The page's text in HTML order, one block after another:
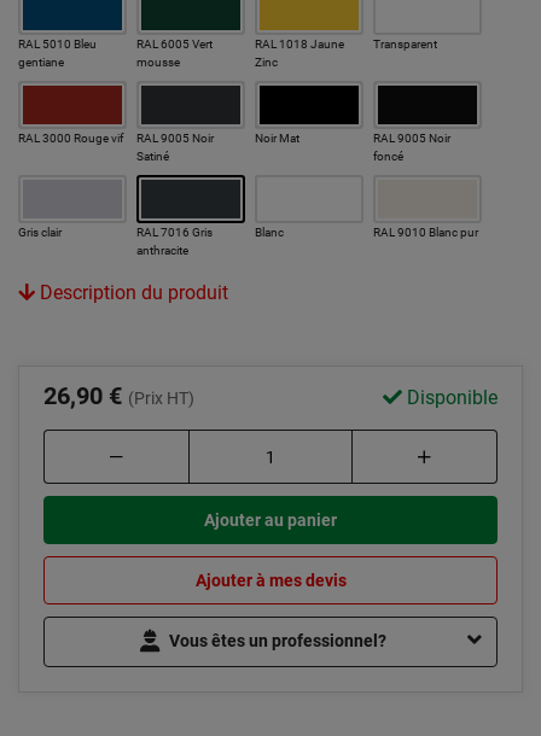
RAL 5010 Bleu
gentiane
RAL 6005 Vert
mousse
RAL 1018 Jaune
Zinc
Transparent
RAL 3000 Rouge vif
RAL 9005 Noir
Satiné
Noir Mat
RAL 9005 Noir
foncé
Gris clair
RAL 7016 Gris
anthracite
Blanc RAL 9010 Blanc pur
Description du produit
26,90 € (Prix HT) Disponible
Ajouter au panier
Ajouter à mes devis
Vous êtes un professionnel?